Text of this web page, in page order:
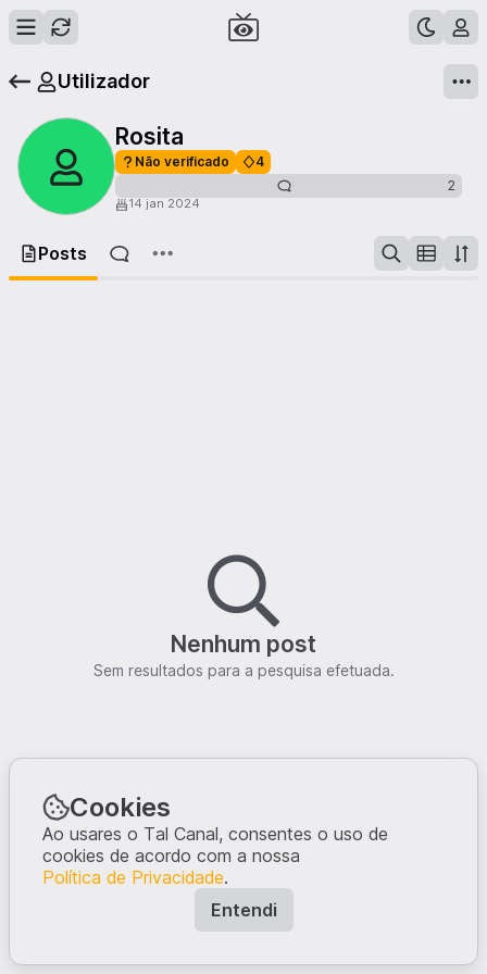
Utilizador
Rosita
Não verificado
4
2
14 jan 2024
Posts
Nenhum post
Sem resultados para a pesquisa efetuada.
Cookies
Ao usares o Tal Canal, consentes o uso de
cookies de acordo com a nossa
Política de Privacidade.
Entendi